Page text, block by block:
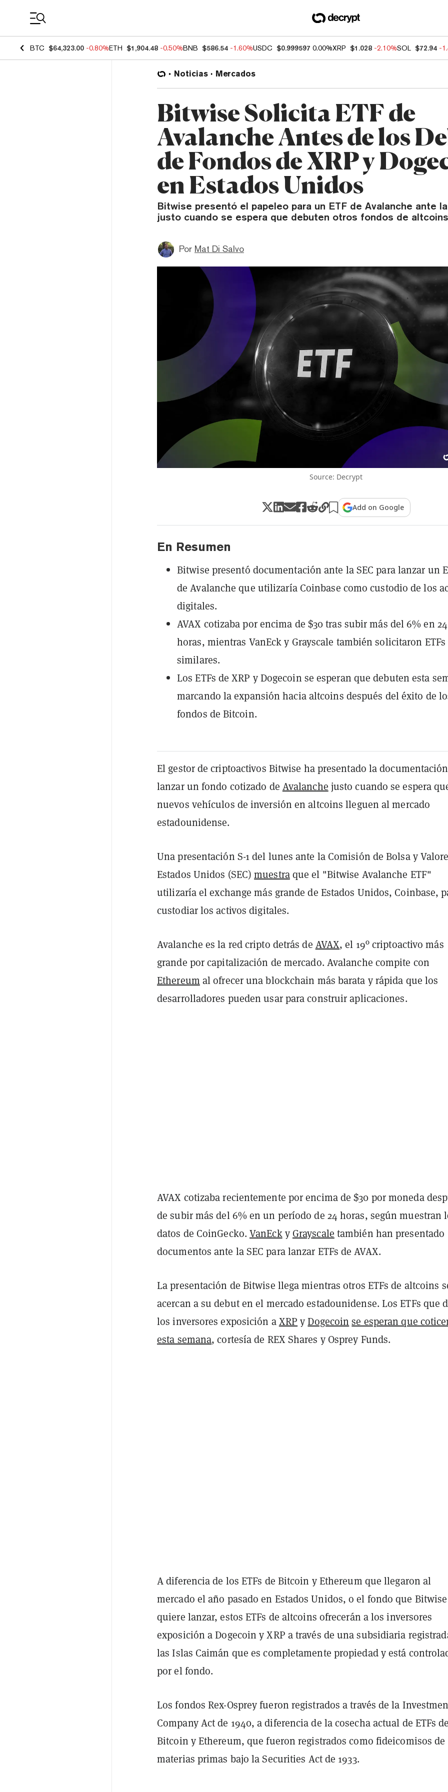
BTC $64,323.00 -0.80%ETH $1,904.48 -0.50%BNB $586.54 -1.60%USDC $0.999597 0.00%XRP $1.028 -2.10%SOL $72.94 -
Noticias Mercados
Bitwise Solicita ETF de
Avalanche Antes de los
de Fondos de XRP y
en Estados Unidos
Bitwise presentó el papeleo para un ETF de Avalanche ante
justo cuando se espera que debuten otros fondos de
Por Mat Di Salvo
Source: Decrypt
Add on Google
En Resumen
Bitwise presentó documentación ante la SEC para lanzar un
de Avalanche que utilizaría Coinbase como custodio de los
digitales.
AVAX cotizaba por encima de $30 tras subir más del 6% en 24
horas, mientras VanEck y Grayscale también solicitaron ETFs
similares.
Los ETFs de XRP y Dogecoin se esperan que debuten esta
marcando la expansión hacia altcoins después del éxito de
fondos de Bitcoin.
El gestor de criptoactivos Bitwise ha presentado la
lanzar un fondo cotizado de Avalanche justo cuando se espera
nuevos vehículos de inversión en altcoins lleguen al mercado
estadounidense.
Una presentación S-1 del lunes ante la Comisión de Bolsa y
Estados Unidos (SEC)muestraque el "Bitwise Avalanche ETF"
utilizaría el exchange más grande de Estados Unidos, Coinbase,
custodiar los activos digitales.
Avalanche es la red cripto detrás de AVAX, el 19º criptoactivo más
grande por capitalización de mercado. Avalanche compite con
Ethereum al ofrecer una blockchain más barata y rápida que los
desarrolladores pueden usar para construir aplicaciones.
AVAX cotizaba recientemente por encima de $30 por moneda
de subir más del 6% en un período de 24 horas, según muestran
datos de CoinGecko.VanEcky Grayscale también han presentado
documentos ante la SEC para lanzar ETFs de AVAX.
La presentación de Bitwise llega mientras otros ETFs de altcoins
acercan a su debut en el mercado estadounidense. Los ETFs que
los inversores exposición aXRP yDogecoin se esperan que
esta semana, cortesía de REX Shares y Osprey Funds.
A diferencia de los ETFs de Bitcoin y Ethereum que llegaron al
mercado el año pasado en Estados Unidos, o el fondo que Bitwise
quiere lanzar, estos ETFs de altcoins ofrecerán a los inversores
exposición a Dogecoin y XRP a través de una subsidiaria
las Islas Caimán que es completamente propiedad y está
por el fondo.
Los fondos Rex-Osprey fueron registrados a través de la
Company Act de 1940, a diferencia de la cosecha actual de ETFs de
Bitcoin y Ethereum, que fueron registrados como fideicomisos de
materias primas bajo la Securities Act de 1933.